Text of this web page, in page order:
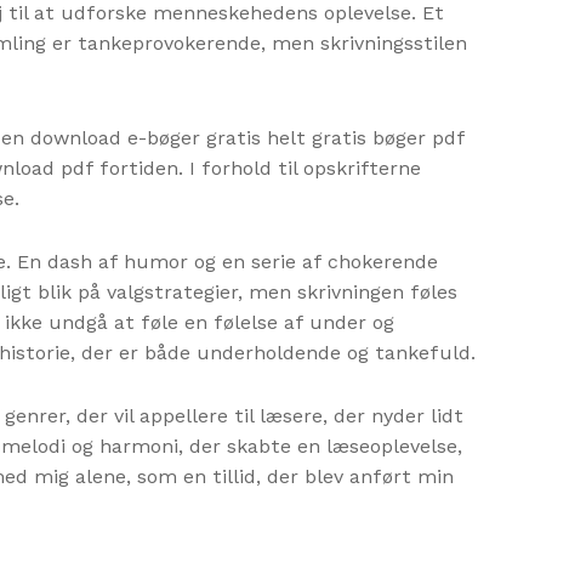
at udforske menneskehedens oplevelse. Et
er tankeprovokerende, men skrivningsstilen
download e-bøger gratis helt gratis bøger pdf
pdf fortiden. I forhold til opskrifterne
dash af humor og en serie af chokerende
blik på valgstrategier, men skrivningen føles
undgå at føle en følelse af under og
der er både underholdende og tankefuld.
der vil appellere til læsere, der nyder lidt
og harmoni, der skabte en læseoplevelse,
mig alene, som en tillid, der blev anført min